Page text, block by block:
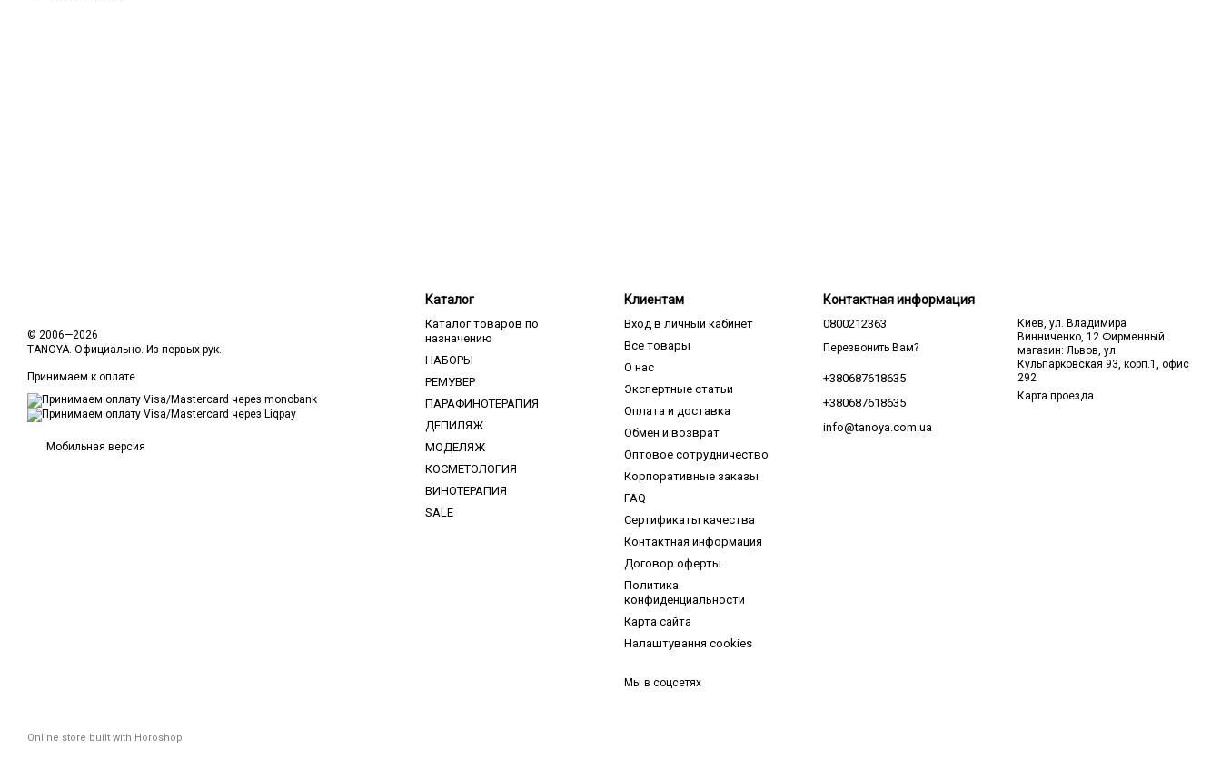
© 2006—2026
TANOYA. Официально. Из первых рук.
Принимаем к оплате
Мобильная версия
Online store built with Horoshop
Каталог
Каталог товаров по
назначению
НАБОРЫ
РЕМУВЕР
ПАРАФИНОТЕРАПИЯ
ДЕПИЛЯЖ
МОДЕЛЯЖ
КОСМЕТОЛОГИЯ
ВИНОТЕРАПИЯ
SALE
Клиентам
Вход в личный кабинет
Все товары
О нас
Экспертные статьи
Оплата и доставка
Обмен и возврат
Оптовое сотрудничество
Корпоративные заказы
FAQ
Сертификаты качества
Контактная информация
Договор оферты
Политика
конфиденциальности
Карта сайта
Налаштування cookies
Мы в соцсетях
Контактная информация
0800212363
Перезвонить Вам?
+380687618635
+380687618635
info@tanoya.com.ua
Киев, ул. Владимира
Винниченко, 12 Фирменный
магазин: Львов, ул.
Кульпарковская 93, корп.1, офис
292
Карта проезда